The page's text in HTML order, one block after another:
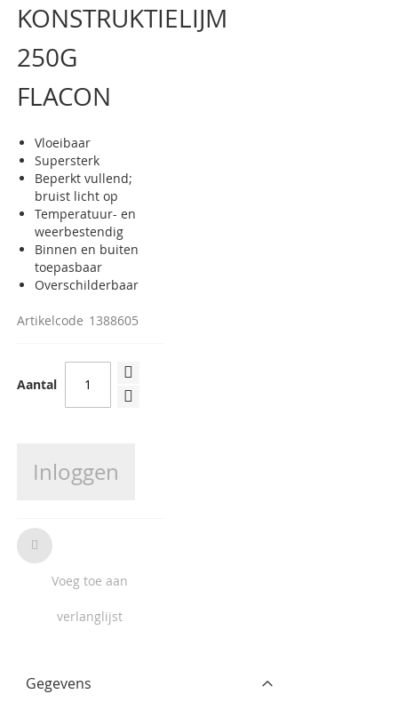
van
de
afbeeldingen-
gallerij
KONSTRUKTIELIJM
250G
FLACON
Vloeibaar
Supersterk
Beperkt vullend;
bruist licht op
Temperatuur- en
weerbestendig
Binnen en buiten
toepasbaar
Overschilderbaar
Artikelcode 1388605
Aantal
Inloggen
Voeg toe aan
verlanglijst
Gegevens